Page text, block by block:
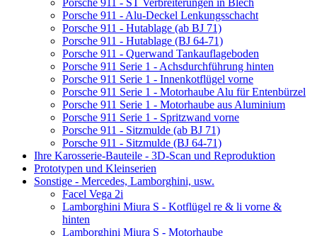
Porsche 911 - Alu-Deckel Lenkungsschacht
Porsche 911 - Hutablage (ab BJ 71)
Porsche 911 - Hutablage (BJ 64-71)
Porsche 911 - Querwand Tankauflageboden
Porsche 911 Serie 1 - Achsdurchführung hinten
Porsche 911 Serie 1 - Innenkotflügel vorne
Porsche 911 Serie 1 - Motorhaube Alu für Entenbürzel
Porsche 911 Serie 1 - Motorhaube aus Aluminium
Porsche 911 Serie 1 - Spritzwand vorne
Porsche 911 - Sitzmulde (ab BJ 71)
Porsche 911 - Sitzmulde (BJ 64-71)
Ihre Karosserie-Bauteile - 3D-Scan und Reproduktion
Prototypen und Kleinserien
Sonstige - Mercedes, Lamborghini, usw.
Facel Vega 2i
Lamborghini Miura S - Kotflügel re & li vorne &
hinten
Lamborghini Miura S - Motorhaube